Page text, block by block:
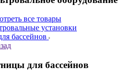
все товары
установки
бассейнов
для бассейнов